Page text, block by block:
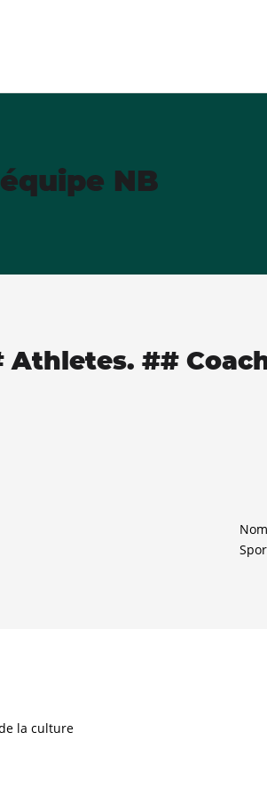
NB
Athletes. ##
la culture